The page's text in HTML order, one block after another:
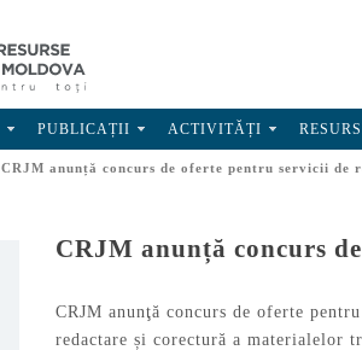
PUBLICAȚII ACTIVITĂȚI
CRJM anunță concurs de oferte pentru servicii de
CRJM anunță concurs
CRJM anunţă concurs de oferte
redactare și corectură a materialelor